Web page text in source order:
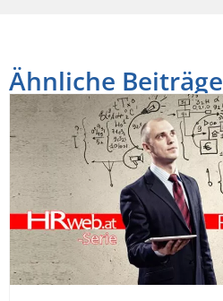
Ähnliche Beiträge